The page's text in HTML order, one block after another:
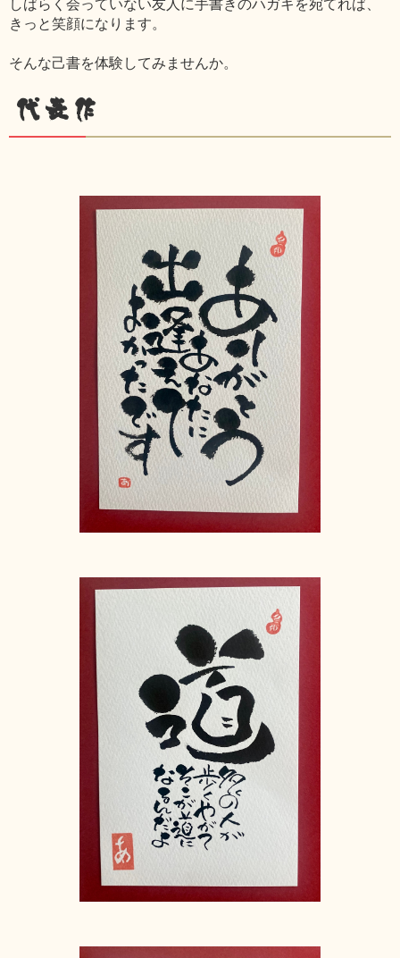
しばらく会っていない友人に手書きのハガキを宛てれば、
きっと笑顔になります。
そんな己書を体験してみませんか。
代表作